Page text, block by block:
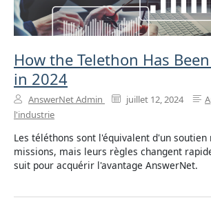
How the Telethon Has
in 2024
AnswerNet Admin juillet 12, 2024
l'industrie
Les téléthons sont l'équivalent d'un soutien
missions, mais leurs règles changent
suit pour acquérir l'avantage AnswerNet.